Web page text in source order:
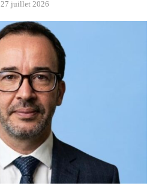
27 juillet 2026